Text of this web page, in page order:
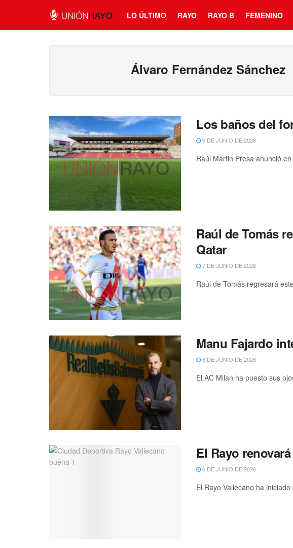
LO ÚLTIMO RAYO RAYO B FEMENINO
Álvaro Fernández Sánchez
Los baños del
9 DE JUNIO DE 2026
Raúl Martin Presa anunció
Raúl de Tomás
Qatar
7 DE JUNIO DE 2026
Raúl de Tomás regresará
Manu Fajardo
6 DE JUNIO DE 2026
El AC Milan ha puesto sus
El Rayo
6 DE JUNIO DE 2026
El Rayo Vallecano ha